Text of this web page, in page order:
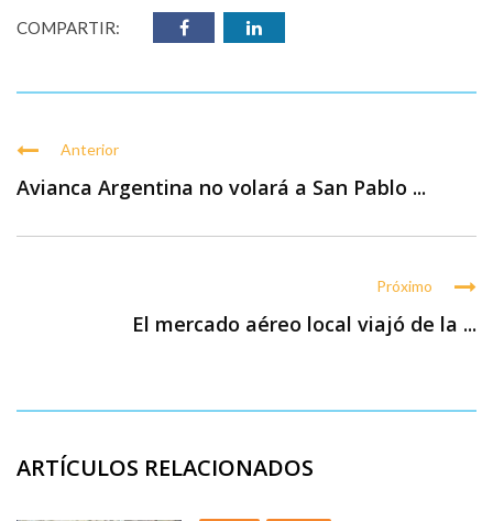
COMPARTIR:
Anterior
Avianca Argentina no volará a San Pablo ...
Próximo
El mercado aéreo local viajó de la ...
ARTÍCULOS RELACIONADOS